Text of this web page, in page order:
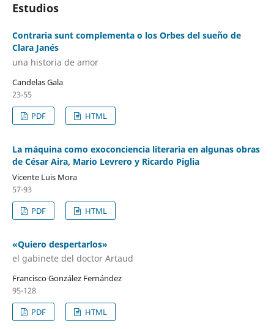
Estudios
Contraria sunt complementa o los Orbes del sueño de
Clara Janés
una historia de amor
Candelas Gala
23-55
PDF
HTML
La máquina como exoconciencia literaria en algunas obras
de César Aira, Mario Levrero y Ricardo Piglia
Vicente Luis Mora
57-93
PDF
HTML
«Quiero despertarlos»
el gabinete del doctor Artaud
Francisco González Fernández
95-128
PDF
HTML